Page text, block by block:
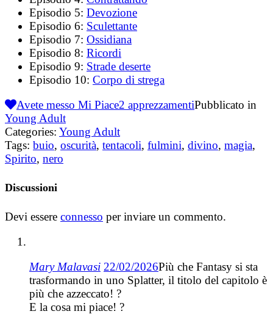
Episodio 5: Devozione
Episodio 6: Sculettante
Episodio 7: Ossidiana
Episodio 8: Ricordi
Episodio 9: Strade deserte
Episodio 10: Corpo di strega
Avete messo Mi Piace2 apprezzamentiPubblicato in
Young Adult
Categories: Young Adult
Tags: buio, oscurità, tentacoli, fulmini, divino, magia,
Spirito, nero
Discussioni
Devi essere connesso per inviare un commento.
Mary Malavasi 22/02/2026Più che Fantasy si sta
trasformando in uno Splatter, il titolo del capitolo è
più che azzeccato! ?
E la cosa mi piace! ?